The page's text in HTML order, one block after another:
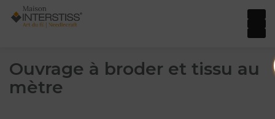
Ouvrage à broder et tissu au
mètre